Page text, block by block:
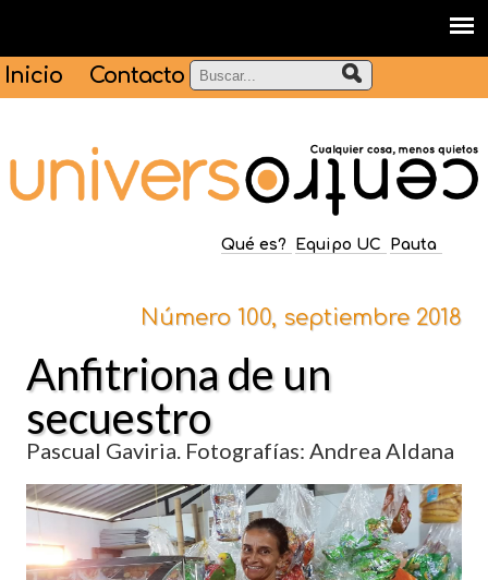
Inicio Contacto
Qué es? Equipo UC Pauta
Número 100, septiembre 2018
Anfitriona de un
secuestro
Pascual Gaviria. Fotografías: Andrea Aldana